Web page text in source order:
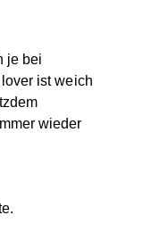
je bei
ist weich
wieder